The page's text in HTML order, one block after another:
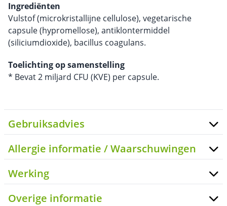
Ingrediënten
Vulstof (microkristallijne cellulose), vegetarische
capsule (hypromellose), antiklontermiddel
(siliciumdioxide), bacillus coagulans.
Toelichting op samenstelling
* Bevat 2 miljard CFU (KVE) per capsule.
Gebruiksadvies
Allergie informatie / Waarschuwingen
Werking
Overige informatie